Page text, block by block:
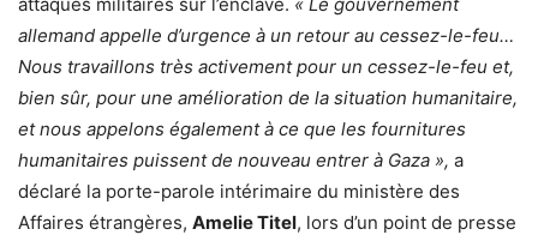
allemand appelle d’urgence à un retour au cessez-le-feu…
Nous travaillons très activement pour un cessez-le-feu et,
bien sûr, pour une amélioration de la situation humanitaire,
et nous appelons également à ce que les fournitures
humanitaires puissent de nouveau entrer à Gaza », a
déclaré la porte-parole intérimaire du ministère des
Affaires étrangères, Amelie Titel, lors d’un point de presse